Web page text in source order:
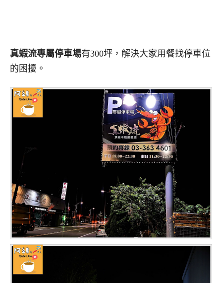
真蝦流專屬停車場有300坪，解決大家用餐找停車位
的困擾。